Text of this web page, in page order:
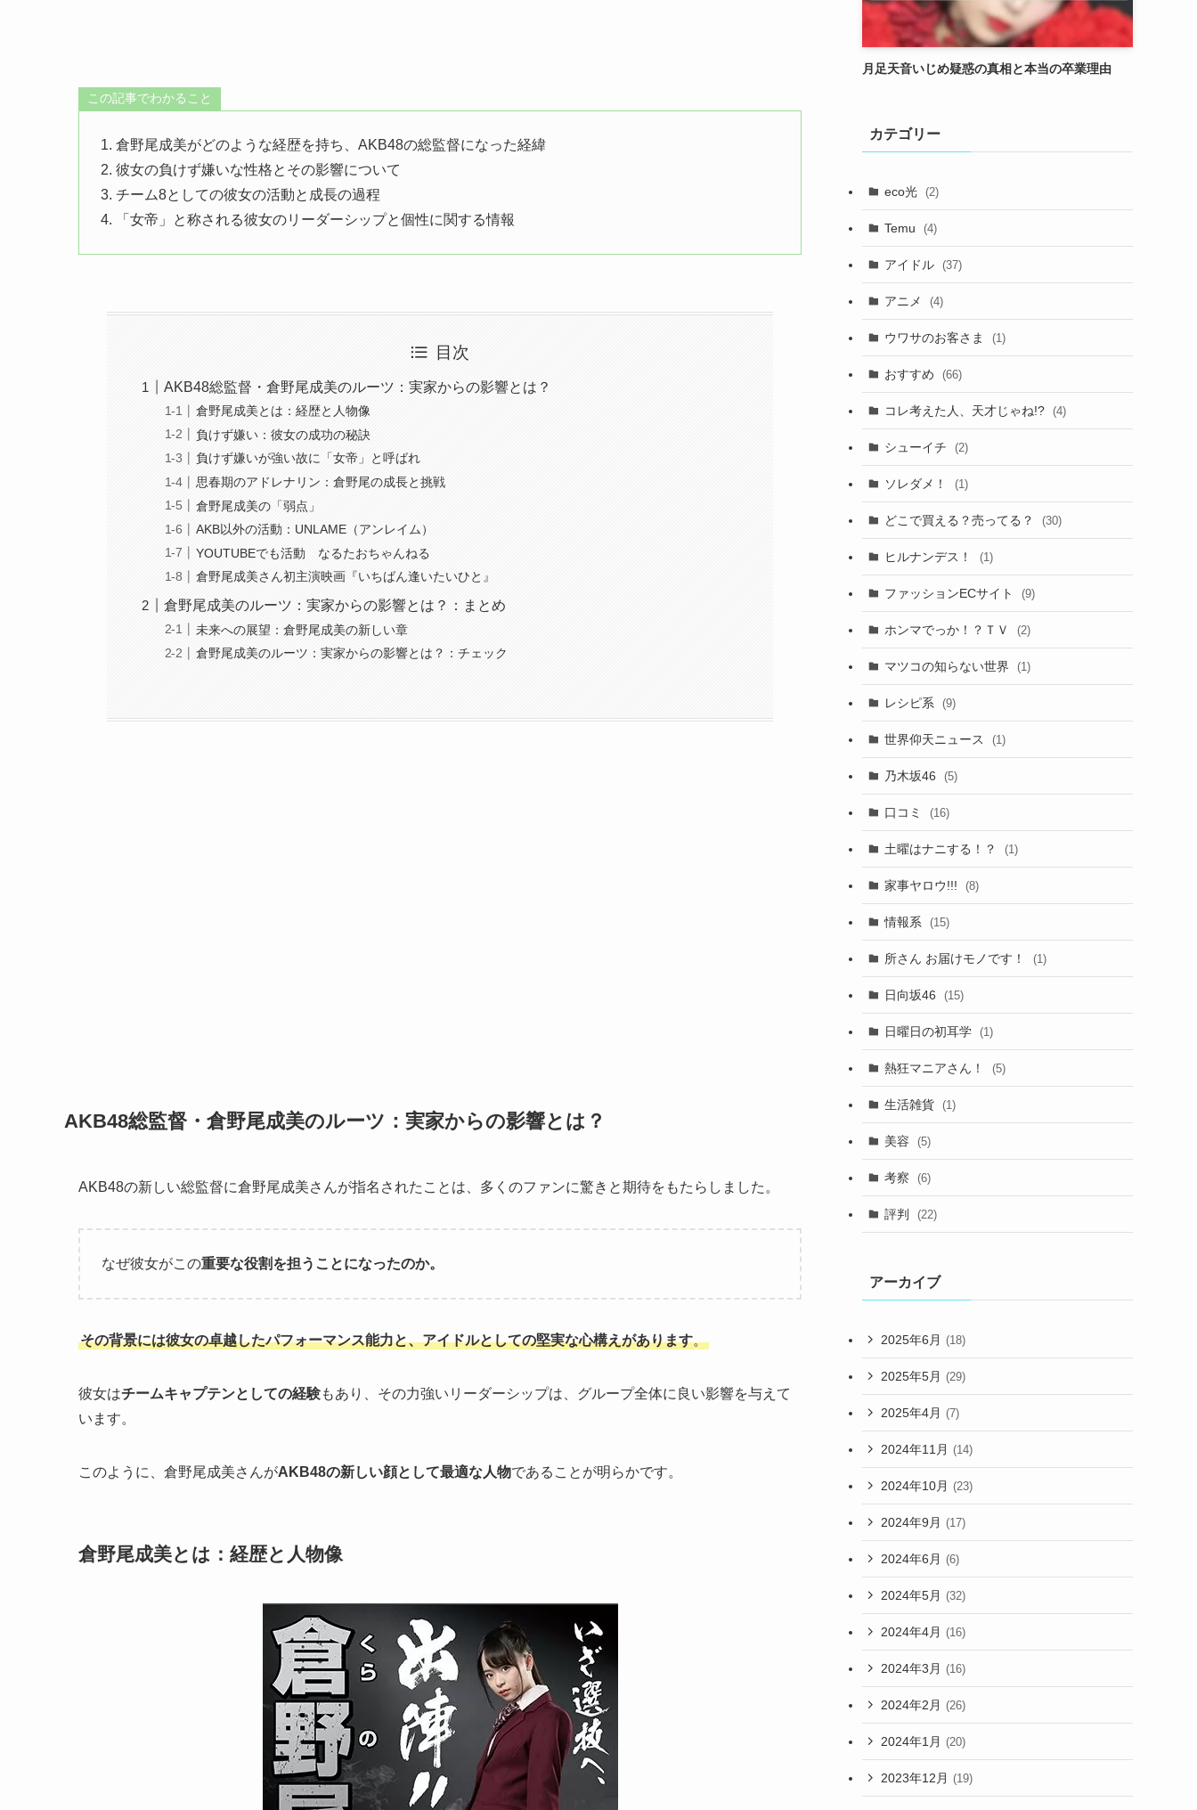
この記事でわかること
1. 倉野尾成美がどのような経歴を持ち、AKB48の総監督になった経緯
2. 彼女の負けず嫌いな性格とその影響について
3. チーム8としての彼女の活動と成長の過程
4. 「女帝」と称される彼女のリーダーシップと個性に関する情報
目次
AKB48総監督・倉野尾成美のルーツ：実家からの影響とは？
倉野尾成美とは：経歴と人物像
負けず嫌い：彼女の成功の秘訣
負けず嫌いが強い故に「女帝」と呼ばれ
思春期のアドレナリン：倉野尾の成長と挑戦
倉野尾成美の「弱点」
AKB以外の活動：UNLAME（アンレイム）
YOUTUBEでも活動 なるたおちゃんねる
倉野尾成美さん初主演映画『いちばん逢いたいひと』
倉野尾成美のルーツ：実家からの影響とは？：まとめ
未来への展望：倉野尾成美の新しい章
倉野尾成美のルーツ：実家からの影響とは？：チェック
AKB48総監督・倉野尾成美のルーツ：実家からの影響とは？
AKB48の新しい総監督に倉野尾成美さんが指名されたことは、多くのファンに驚きと期待をもたらしました。
なぜ彼女がこの重要な役割を担うことになったのか。
その背景には彼女の卓越したパフォーマンス能力と、アイドルとしての堅実な心構えがあります。
彼女はチームキャプテンとしての経験もあり、その力強いリーダーシップは、グループ全体に良い影響を与えて
います。
このように、倉野尾成美さんがAKB48の新しい顔として最適な人物であることが明らかです。
倉野尾成美とは：経歴と人物像
月足天音いじめ疑惑の真相と本当の卒業理由
カテゴリー
eco光 (2)
Temu (4)
アイドル (37)
アニメ (4)
ウワサのお客さま (1)
おすすめ (66)
コレ考えた人、天才じゃね!? (4)
シューイチ (2)
ソレダメ！ (1)
どこで買える？売ってる？ (30)
ヒルナンデス！ (1)
ファッションECサイト (9)
ホンマでっか！？ＴＶ (2)
マツコの知らない世界 (1)
レシピ系 (9)
世界仰天ニュース (1)
乃木坂46 (5)
口コミ (16)
土曜はナニする！？ (1)
家事ヤロウ!!! (8)
情報系 (15)
所さん お届けモノです！ (1)
日向坂46 (15)
日曜日の初耳学 (1)
熱狂マニアさん！ (5)
生活雑貨 (1)
美容 (5)
考察 (6)
評判 (22)
アーカイブ
2025年6月 (18)
2025年5月 (29)
2025年4月 (7)
2024年11月 (14)
2024年10月 (23)
2024年9月 (17)
2024年6月 (6)
2024年5月 (32)
2024年4月 (16)
2024年3月 (16)
2024年2月 (26)
2024年1月 (20)
2023年12月 (19)